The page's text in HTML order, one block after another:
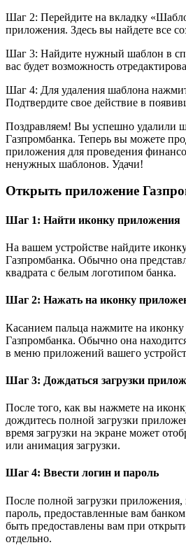
Шаг 2: Перейдите на вкладку
приложения. Здесь вы найдете все
Шаг 3: Найдите нужный шаблон в
вас будет возможность
Шаг 4: Для удаления шаблона
Подтвердите свое действие в
Поздравляем! Вы успешно удалили
Газпромбанка. Теперь вы можете
приложения для проведения
ненужных шаблонов. Удачи!
Открыть приложение
Шаг 1: Найти иконку приложения
На вашем устройстве найдите
Газпромбанка. Обычно она
квадрата с белым логотипом банка.
Шаг 2: Нажать на иконку
Касанием пальца нажмите на
Газпромбанка. Обычно она
в меню приложений вашего
Шаг 3: Дождаться загрузки
После того, как вы нажмете на
дождитесь полной загрузки
время загрузки на экране может
или анимация загрузки.
Шаг 4: Ввести логин и пароль
После полной загрузки
пароль, предоставленные вам
быть предоставлены вам при
отдельно.